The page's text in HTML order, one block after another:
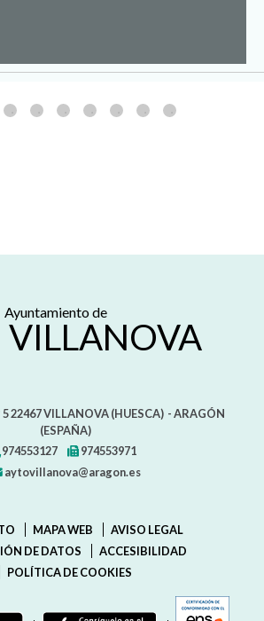
Ayuntamiento de
VILLANOVA
522467VILLANOVA (HUESCA) - ARAGÓN
(ESPAÑA)
974553127
974553971
aytovillanova@aragon.es
MAPA WEB
AVISO LEGAL
DE DATOS
ACCESIBILIDAD
POLÍTICA DE COOKIES